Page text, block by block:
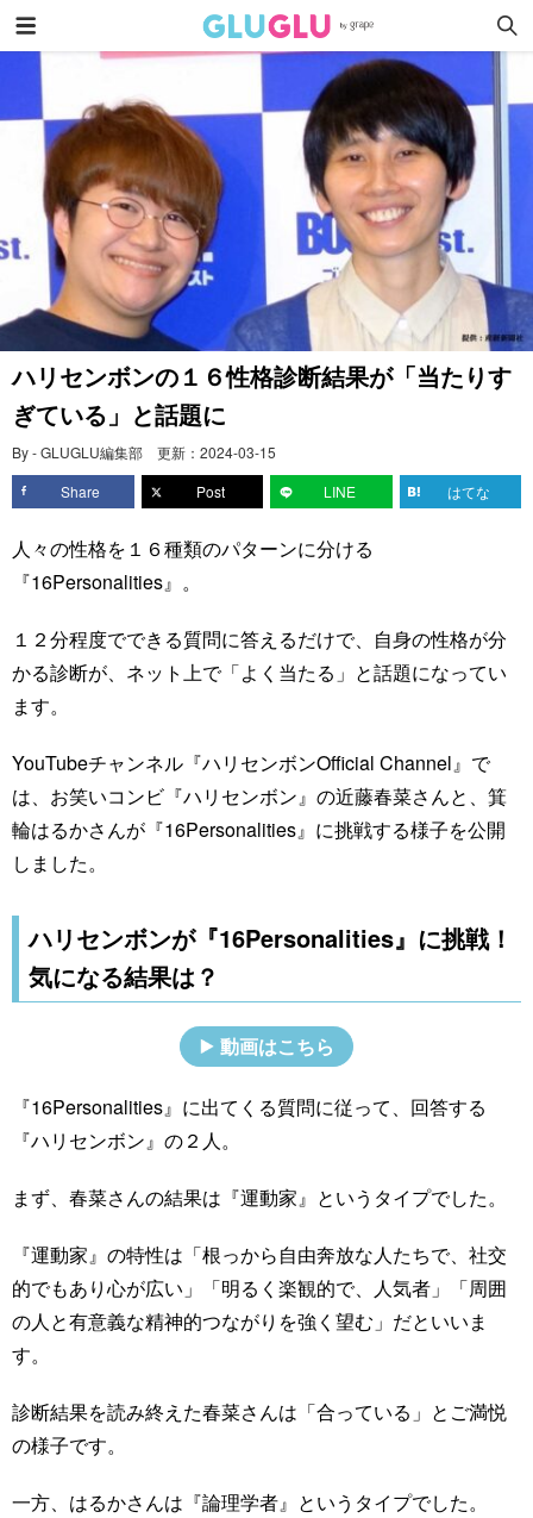
ハリセンボンの１６性格診断結果が「当たりす
ぎている」と話題に
By - GLUGLU編集部 更新： 2024-03-15
Share
Post LINE はてな
人々の性格を１６種類のパターンに分ける
『16Personalities』。
１２分程度でできる質問に答えるだけで、自身の性格が分
かる診断が、ネット上で「よく当たる」と話題になってい
ます。
YouTubeチャンネル『ハリセンボンOfficial Channel』で
は、お笑いコンビ『ハリセンボン』の近藤春菜さんと、箕
輪はるかさんが『16Personalities』に挑戦する様子を公開
しました。
ハリセンボンが『16Personalities』に挑戦！
気になる結果は？
動画はこちら
『16Personalities』に出てくる質問に従って、回答する
『ハリセンボン』の２人。
まず、春菜さんの結果は『運動家』というタイプでした。
『運動家』の特性は「根っから自由奔放な人たちで、社交
的でもあり心が広い」「明るく楽観的で、人気者」「周囲
の人と有意義な精神的つながりを強く望む」だといいま
す。
診断結果を読み終えた春菜さんは「合っている」とご満悦
の様子です。
一方、はるかさんは『論理学者』というタイプでした。